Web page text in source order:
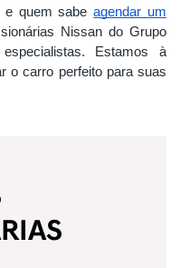
e quem sabeagendar um
Nissan do Grupo
Estamos à
o carro perfeito para suas